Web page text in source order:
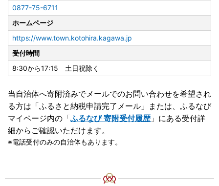
0877-75-6711
ホームページ
https://www.town.kotohira.kagawa.jp
受付時間
8:30から17:15 土日祝除く
当自治体へ寄附済みでメールでのお問い合わせを希望され
る方は「ふるさと納税申請完了メール」 または、ふるなび
マイページ内の「ふるなび 寄附受付履歴」にある受付詳
細からご確認いただけます。
電話受付のみの自治体もあります。